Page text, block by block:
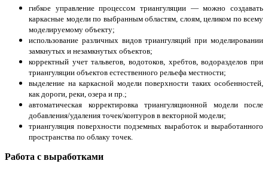
гибкое управление процессом триангуляции — можно создавать
каркасные модели по выбранным областям, слоям, целиком по всему
моделируемому объекту;
использование различных видов триангуляций при моделировании
замкнутых и незамкнутых объектов;
корректный учет тальвегов, водотоков, хребтов, водоразделов при
триангуляции объектов естественного рельефа местности;
выделение на каркасной модели поверхности таких особенностей,
как дороги, реки, озера и пр.;
автоматическая корректировка триангуляционной модели после
добавления/удаления точек/контуров в векторной модели;
триангуляция поверхности подземных выработок и выработанного
пространства по облаку точек.
Работа с выработками